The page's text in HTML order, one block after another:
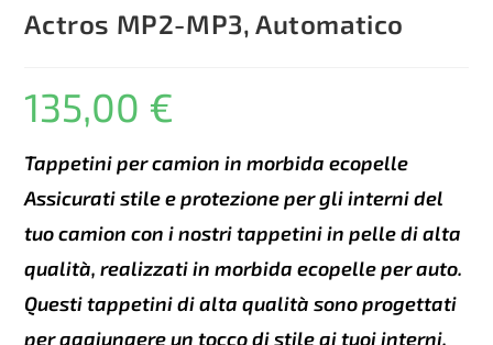
Actros MP2-MP3, Automatico
135,00 €
Tappetini per camion in morbida ecopelle
Assicurati stile e protezione per gli interni del
tuo camion con i nostri tappetini in pelle di alta
qualità, realizzati in morbida ecopelle per auto.
Questi tappetini di alta qualità sono progettati
per aggiungere un tocco di stile ai tuoi interni.